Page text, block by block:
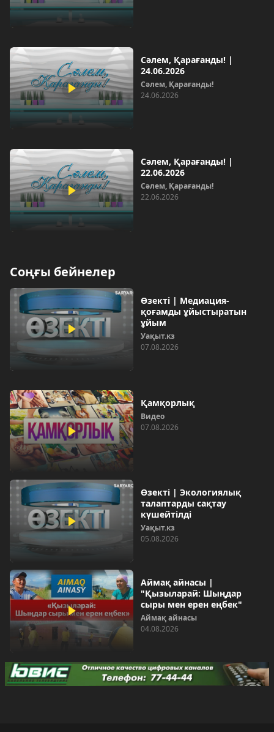
Сәлем, Қарағанды! |
24.06.2026
Сәлем, Қарағанды!
24.06.2026
Сәлем, Қарағанды! |
22.06.2026
Сәлем, Қарағанды!
22.06.2026
Соңғы бейнелер
Өзекті | Медиация-
қоғамды ұйыстыратын
ұйым
Уақыт.кз
07.08.2026
Қамқорлық
Видео
07.08.2026
Өзекті | Экологиялық
талаптарды сақтау
күшейтілді
Уақыт.кз
05.08.2026
Аймақ айнасы |
"Қызыларай: Шыңдар
сыры мен ерен еңбек"
Аймақ айнасы
04.08.2026